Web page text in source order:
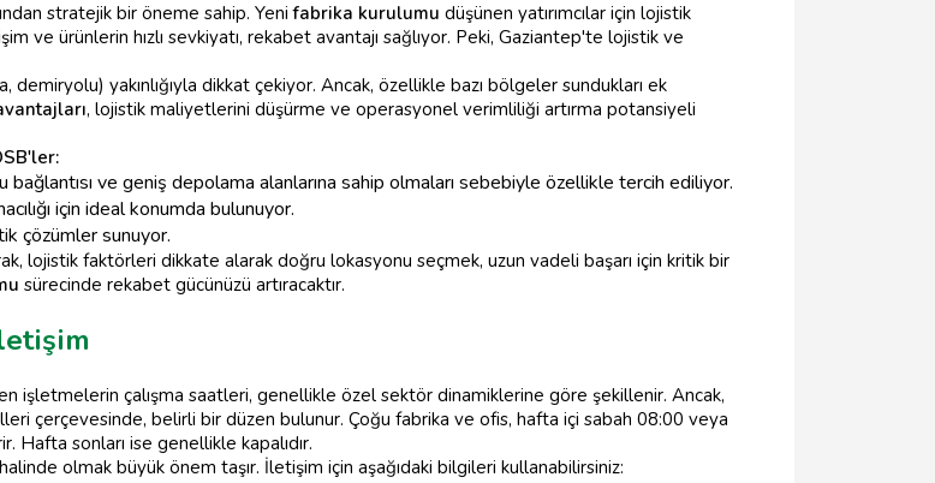
stratejik bir öneme sahip. Yenifabrika kurulumu düşünen yatırımcılar için lojistik
ve ürünlerin hızlı sevkiyatı, rekabet avantajı sağlıyor. Peki, Gaziantep'te lojistik ve
yakınlığıyla dikkat çekiyor. Ancak, özellikle bazı bölgeler sundukları ek
, lojistik maliyetlerini düşürme ve operasyonel verimliliği artırma potansiyeli
bağlantısı ve geniş depolama alanlarına sahip olmaları sebebiyle özellikle tercih ediliyor.
için ideal konumda bulunuyor.
çözümler sunuyor.
lojistik faktörleri dikkate alarak doğru lokasyonu seçmek, uzun vadeli başarı için kritik bir
sürecinde rekabet gücünüzü artıracaktır.
işletmelerin çalışma saatleri, genellikle özel sektör dinamiklerine göre şekillenir. Ancak,
çerçevesinde, belirli bir düzen bulunur. Çoğu fabrika ve ofis, hafta içi sabah 08:00 veya
Hafta sonları ise genellikle kapalıdır.
olmak büyük önem taşır. İletişim için aşağıdaki bilgileri kullanabilirsiniz: